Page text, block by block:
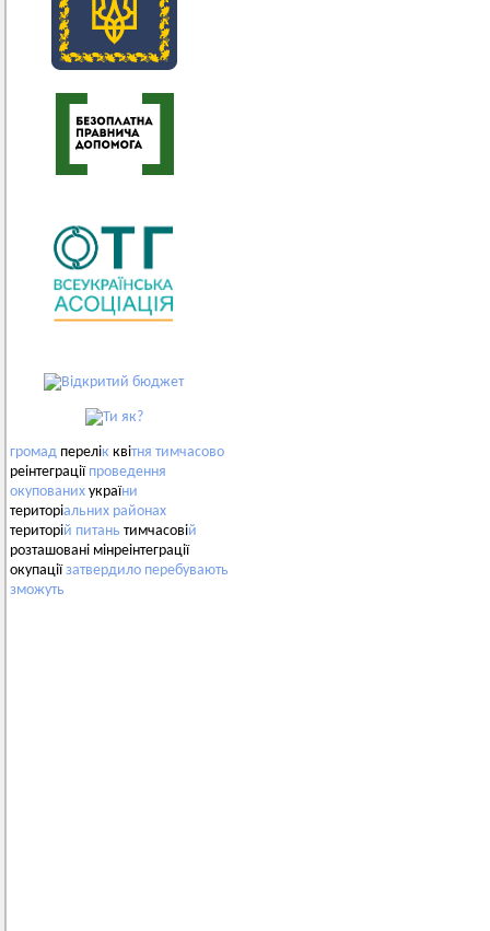
громад перелік квітня тимчасово
реінтеграції проведення
окупованих україни
територіальних районах
територій питань тимчасовій
розташовані мінреінтеграції
окупаціїзатвердило перебувають
зможуть